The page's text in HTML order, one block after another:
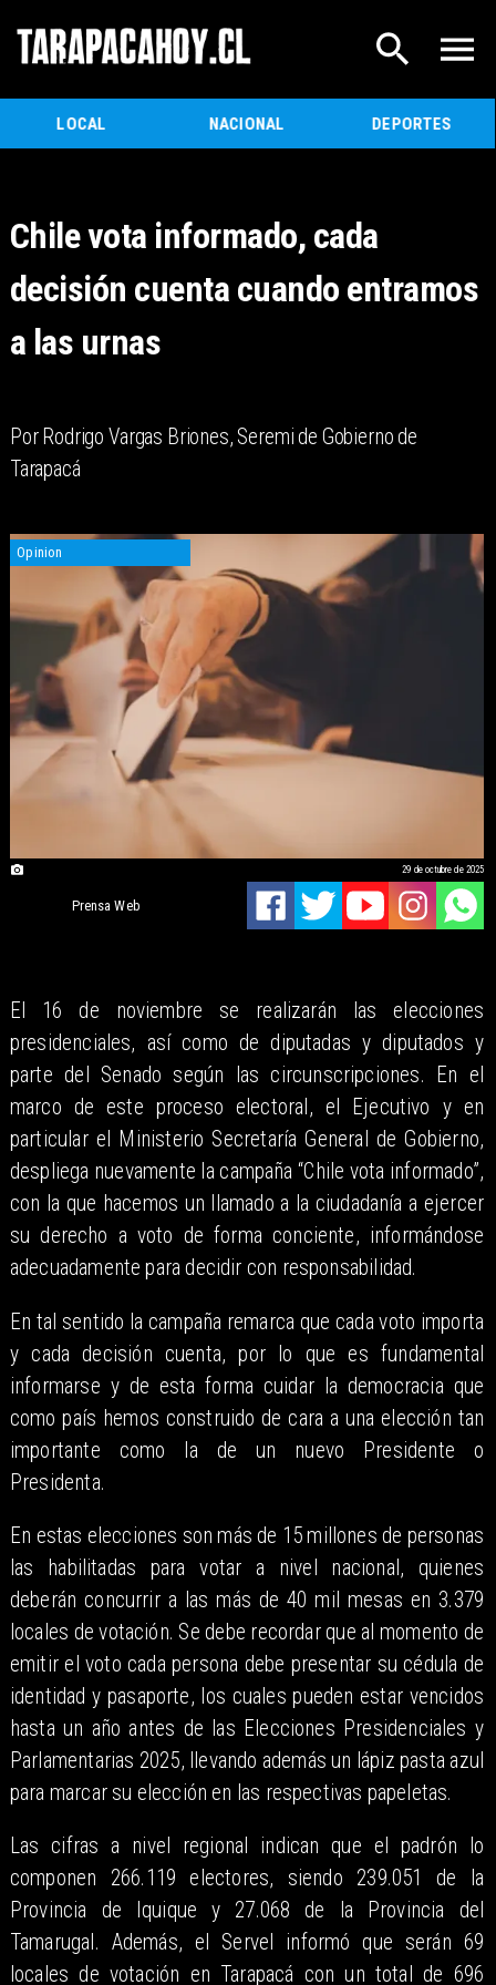
LOCAL NACIONAL DEPORTES
Chile vota informado, cada
decisión cuenta cuando entramos
a las urnas
​Por Rodrigo Vargas Briones, Seremi de Gobierno de
Tarapacá
Opinion
Prensa Web
29 de octubre de 2025
El 16 de noviembre se realizarán las elecciones
presidenciales, así como de diputadas y diputados y
parte del Senado según las circunscripciones. En el
marco de este proceso electoral, el Ejecutivo y en
particular el Ministerio Secretaría General de Gobierno,
despliega nuevamente la campaña “Chile vota informado”,
con la que hacemos un llamado a la ciudadanía a ejercer
su derecho a voto de forma conciente, informándose
adecuadamente para decidir con responsabilidad.
En tal sentido la campaña remarca que cada voto importa
y cada decisión cuenta, por lo que es fundamental
informarse y de esta forma cuidar la democracia que
como país hemos construido de cara a una elección tan
importante como la de un nuevo Presidente o
Presidenta.
En estas elecciones son más de 15 millones de personas
las habilitadas para votar a nivel nacional, quienes
deberán concurrir a las más de 40 mil mesas en 3.379
locales de votación. Se debe recordar que al momento de
emitir el voto cada persona debe presentar su cédula de
identidad y pasaporte, los cuales pueden estar vencidos
hasta un año antes de las Elecciones Presidenciales y
Parlamentarias 2025, llevando además un lápiz pasta azul
para marcar su elección en las respectivas papeletas.
Las cifras a nivel regional indican que el padrón lo
componen 266.119 electores, siendo 239.051 de la
Provincia de Iquique y 27.068 de la Provincia del
Tamarugal. Además, el Servel informó que serán 69
locales de votación en Tarapacá con un total de 696